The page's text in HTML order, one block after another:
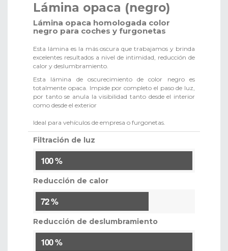
Lámina opaca (negro)
Lámina opaca homologada color
negro para coches y furgonetas
Esta lámina es la más oscura que trabajamos y brinda
excelentes resultados a nivel de intimidad, reducción de
calor y deslumbramiento.
Esta lámina de oscurecimiento de color negro es
totalmente opaca. Impide por completo el paso de luz,
por tanto se anula la visibilidad tanto desde el interior
como desde el exterior
Ideal para vehículos de empresa o furgonetas.
Filtración de luz
100 %
Reducción de calor
72 %
Reducción de deslumbramiento
100 %